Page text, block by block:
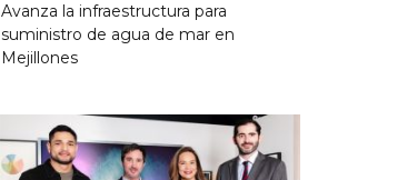
Avanza la infraestructura para
suministro de agua de mar en
Mejillones